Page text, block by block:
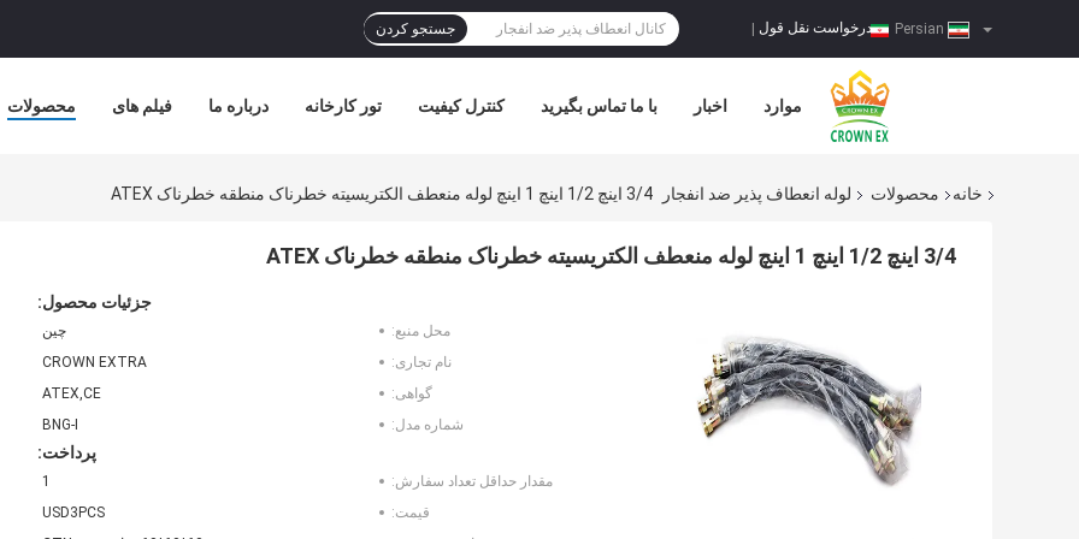
درخواست نقل قول جستجو کردن
محصولات فیلم های درباره ما تور کارخانه کنترل کیفیت با ما تماس بگیرید اخبار موارد
خانه محصولات لوله انعطاف پذیر ضد انفجار 3/4 اینچ 1/2 اینچ 1 اینچ لوله منعطف الکتریسیته خطرناک منطقه خطرناک ATEX
3/4 اینچ 1/2 اینچ 1 اینچ لوله منعطف الکتریسیته خطرناک منطقه خطرناک ATEX
جزئیات محصول:
محل منبع:
چین
نام تجاری:
CROWN EXTRA
گواهی:
ATEX,CE
شماره مدل:
BNG-I
پرداخت:
مقدار حداقل تعداد سفارش:
1
قیمت:
USD3PCS